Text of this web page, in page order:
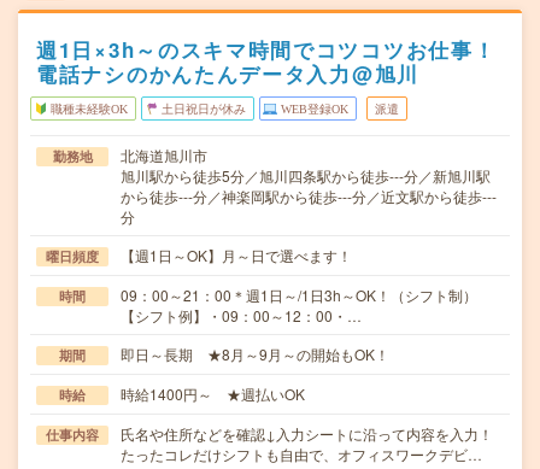
週1日×3h～のスキマ時間でコツコツお仕事！
電話ナシのかんたんデータ入力@旭川
職種未経験OK 土日祝日が休み WEB登録OK 派遣
勤務地
北海道旭川市
旭川駅から徒歩5分／旭川四条駅から徒歩---分／新旭川駅
から徒歩---分／神楽岡駅から徒歩---分／近文駅から徒歩---
分
曜日頻度 【週1日～OK】月～日で選べます！
時間
09：00～21：00＊週1日～/1日3h～OK！（シフト制）
【シフト例】・09：00～12：00・…
期間 即日～長期 ★8月～9月～の開始もOK！
時給 時給1400円～ ★週払いOK
仕事内容
氏名や住所などを確認↓入力シートに沿って内容を入力！
たったコレだけシフトも自由で、オフィスワークデビ…